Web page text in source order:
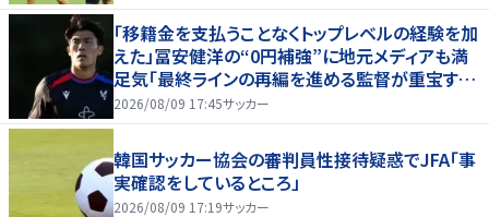
「移籍金を支払うことなくトップレベルの経験を加
えた」冨安健洋の“0円補強”に地元メディアも満
足気「最終ラインの再編を進める監督が重宝する
柔軟性を備えている」
2026/08/09 17:45サッカー
韓国サッカー協会の審判員性接待疑惑でJFA「事
実確認をしているところ」
2026/08/09 17:19サッカー